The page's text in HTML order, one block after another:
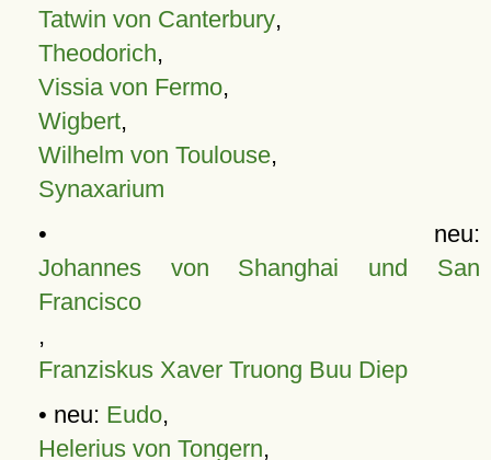
Tatwin von Canterbury,
Theodorich,
Vissia von Fermo,
Wigbert,
Wilhelm von Toulouse,
Synaxarium
• neu:
Johannes von Shanghai und San
Francisco
,
Franziskus Xaver Truong Buu Diep
• neu: Eudo,
Helerius von Tongern,